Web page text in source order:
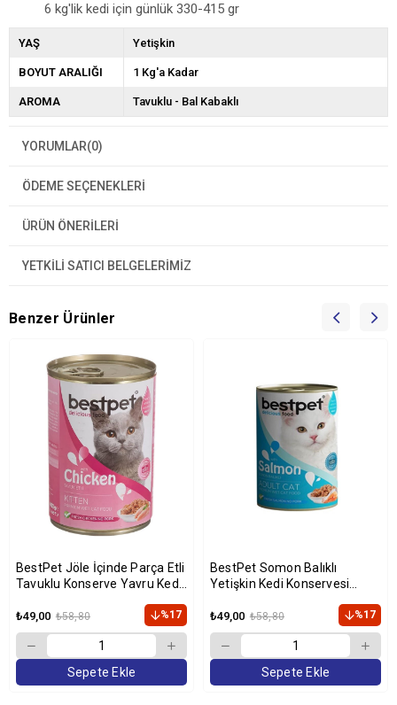
6 kg'lik kedi için günlük 330-415 gr
YAŞ Yetişkin
BOYUT ARALIĞI 1 Kg'a Kadar
AROMA Tavuklu - Bal Kabaklı
YORUMLAR(0)
ÖDEME SEÇENEKLERI
ÜRÜN ÖNERILERI
YETKİLİ SATICI BELGELERİMİZ
Benzer Ürünler
BestPet Jöle İçinde Parça Etli
Tavuklu Konserve Yavru Kedi
₺49,00 ₺58,80 %17
Sepete Ekle
BestPet Somon Balıklı
Yetişkin Kedi Konservesi
₺49,00 ₺58,80 %17
Sepete Ekle